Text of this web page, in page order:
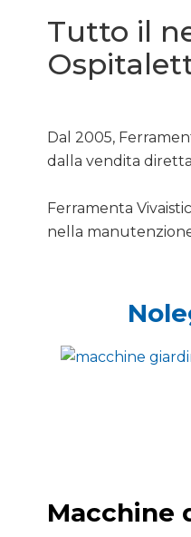
Tutto il
Dal 2005,
dalla vendita
Ferramenta
nella
Macchine